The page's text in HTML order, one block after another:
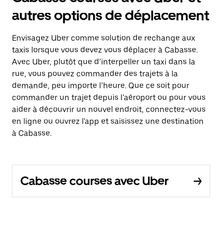
autres options de déplacement
Envisagez Uber comme solution de rechange aux
taxis lorsque vous devez vous déplacer à Cabasse.
Avec Uber, plutôt que d’interpeller un taxi dans la
rue, vous pouvez commander des trajets à la
demande, peu importe l’heure. Que ce soit pour
commander un trajet depuis l’aéroport ou pour vous
aider à découvrir un nouvel endroit, connectez-vous
en ligne ou ouvrez l'app et saisissez une destination
à Cabasse.
Cabasse courses avec Uber